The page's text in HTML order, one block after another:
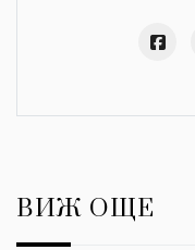
ВИЖ ОЩЕ